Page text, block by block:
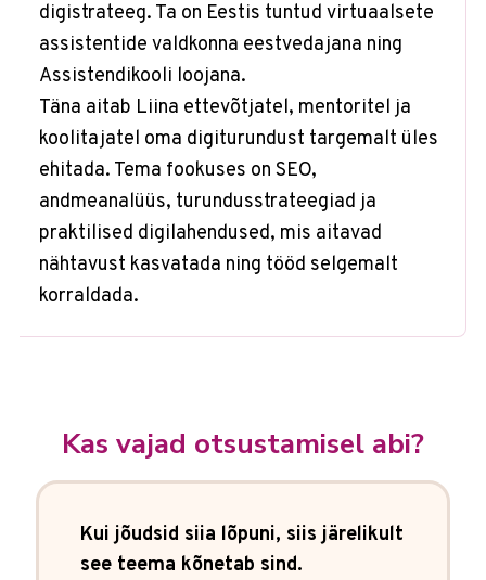
digistrateeg. Ta on Eestis tuntud virtuaalsete
assistentide valdkonna eestvedajana ning
Assistendikooli loojana.
Täna aitab Liina ettevõtjatel, mentoritel ja
koolitajatel oma digiturundust targemalt üles
ehitada. Tema fookuses on SEO,
andmeanalüüs, turundusstrateegiad ja
praktilised digilahendused, mis aitavad
nähtavust kasvatada ning tööd selgemalt
korraldada.
Kas vajad otsustamisel abi?
Kui jõudsid siia lõpuni, siis järelikult
see teema kõnetab sind.